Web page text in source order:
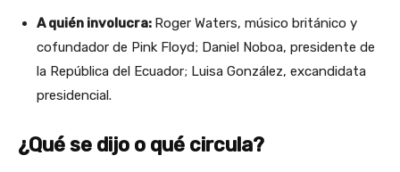
A quién involucra: Roger Waters, músico británico y
cofundador de Pink Floyd; Daniel Noboa, presidente de
la República del Ecuador; Luisa González, excandidata
presidencial.
¿Qué se dijo o qué circula?